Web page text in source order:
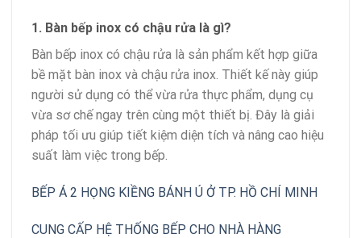
1. Bàn bếp inox có chậu rửa là gì?
Bàn bếp inox có chậu rửa là sản phẩm kết hợp giữa
bề mặt bàn inox và chậu rửa inox. Thiết kế này giúp
người sử dụng có thể vừa rửa thực phẩm, dụng cụ
vừa sơ chế ngay trên cùng một thiết bị. Đây là giải
pháp tối ưu giúp tiết kiệm diện tích và nâng cao hiệu
suất làm việc trong bếp.
BẾP Á 2 HỌNG KIỀNG BÁNH Ú Ở TP. HỒ CHÍ MINH
CUNG CẤP HỆ THỐNG BẾP CHO NHÀ HÀNG